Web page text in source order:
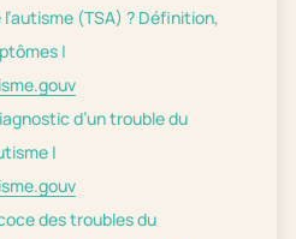
(TSA) ? Définition,
|
d’un trouble du
|
des troubles du